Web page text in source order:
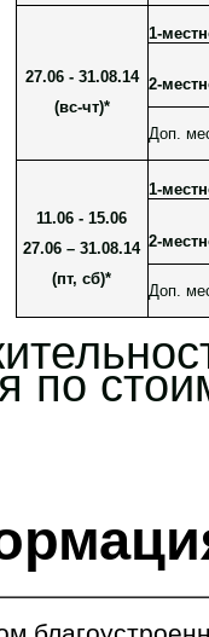
27.06 - 31.08.14
(вс-чт)*
1-
2-
Доп.
11.06 - 15.06
27.06 – 31.08.14
(пт, сб)*
1-
2-
Доп.
по